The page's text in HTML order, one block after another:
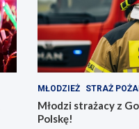
MŁODZIEŻ STRAŻ
Młodzi strażacy z
Polskę!